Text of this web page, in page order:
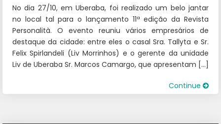
No dia 27/10, em Uberaba, foi realizado um belo jantar
no local tal para o lançamento 11ª edição da Revista
Personalità. O evento reuniu vários empresários de
destaque da cidade: entre eles o casal Sra. Tallyta e Sr.
Felix Spirlandeli (Liv Morrinhos) e o gerente da unidade
Liv de Uberaba Sr. Marcos Camargo, que apresentam […]
Continue